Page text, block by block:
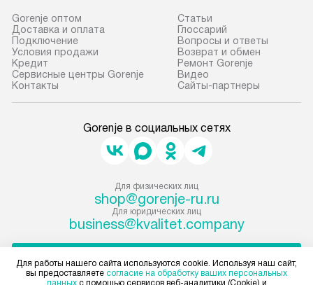
Gorenje оптом
Доставка и оплата
Подключение
Условия продажи
Кредит
Сервисные центры Gorenje
Контакты
Cтатьи
Глоссарий
Вопросы и ответы
Возврат и обмен
Ремонт Gorenje
Видео
Сайты-партнеры
Gorenje в социальных сетях
Для физических лиц
shop@gorenje-ru.ru
Для юридических лиц
business@kvalitet.company
Для работы нашего сайта используются cookie. Используя наш сайт,
вы предоставляете согласие на обработку ваших персональных
данных с помощью сервисов веб-аналитики (Cookie) и